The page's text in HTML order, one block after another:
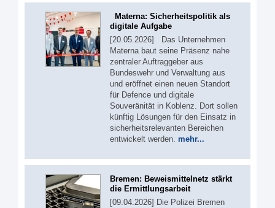
Materna: Sicherheitspolitik als
digitale Aufgabe
[20.05.2026] Das Unternehmen
Materna baut seine Präsenz nahe
zentraler Auftraggeber aus
Bundeswehr und Verwaltung aus
und eröffnet einen neuen Standort
für Defence und digitale
Souveränität in Koblenz. Dort sollen
künftig Lösungen für den Einsatz in
sicherheitsrelevanten Bereichen
entwickelt werden. mehr...
Bremen: Beweismittelnetz stärkt
die Ermittlungsarbeit
[09.04.2026] Die Polizei Bremen